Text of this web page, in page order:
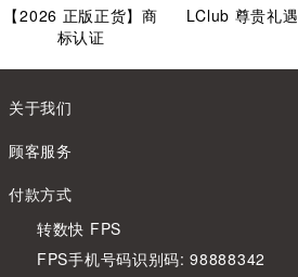
【2026 正版正货】商
标认证
LClub 尊贵礼遇
关于我们
顾客服务
付款方式
转数快 FPS
FPS手机号码识别码: 98888342